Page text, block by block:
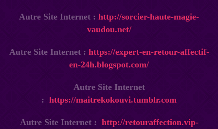
Autre Site Internet : http://sorcier-haute-magie-
vaudou.net/
Autre Site Internet : https://expert-en-retour-affectif-
en-24h.blogspot.com/
Autre Site Internet
: https://maitrekokouvi.tumblr.com
Autre Site Internet : http://retouraffection.vip-